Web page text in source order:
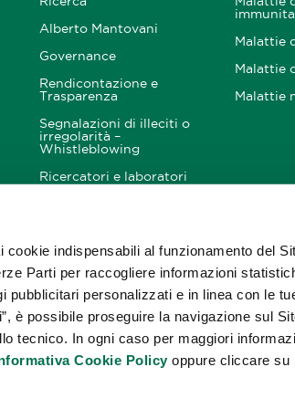
indispensabili al funzionamento del
Parti per raccogliere informazioni
pubblicitari personalizzati e in linea con le
è possibile proseguire la navigazione sul
tecnico. In ogni caso per maggiori
Cookie Policyoppure cliccare su
Alberto Mantovani
Governance
Rendicontazione e
Trasparenza
Segnalazioni di illeciti o
irregolarità –
Whistleblowing
Ricercatori e laboratori
Malattie
Malattie
Malattie
Donazioni
5×1000
Lasciti testamentari
Corporate engagement
noi